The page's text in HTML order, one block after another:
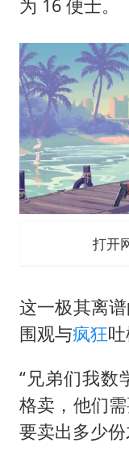
为 16 便士。
打开
这一极其离
围观与疯狂吐
“兄弟们我数
格卖，他们
要卖出多少